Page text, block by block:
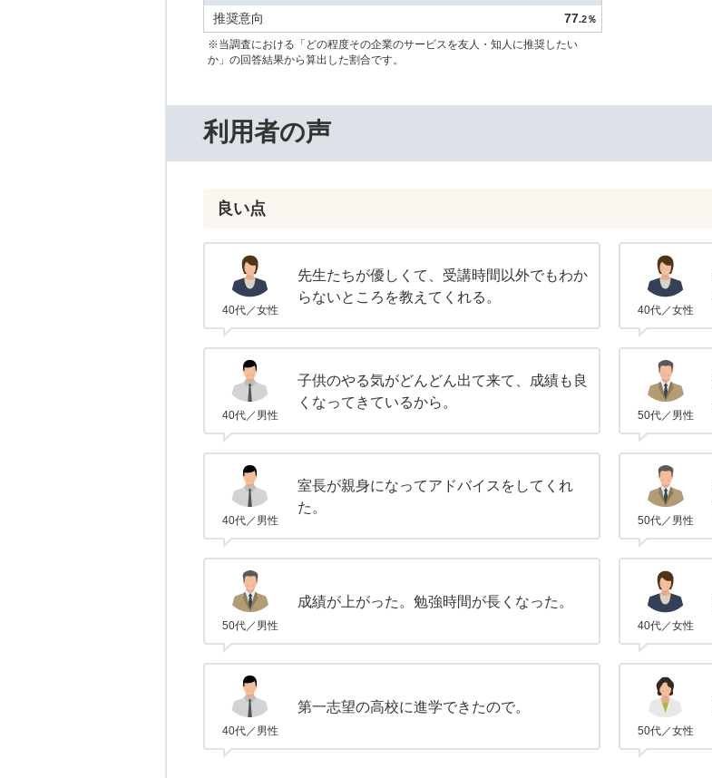
推奨意向
77.2％
※当調査における「どの程度その企業のサービスを友人・知人に推奨したい
か」の回答結果から算出した割合です。
利用者の声
良い点
40代／女性
先生たちが優しくて、受講時間以外でもわか
らないところを教えてくれる。
40代／女性
40代／男性
子供のやる気がどんどん出て来て、成績も良
くなってきているから。
50代／男性
40代／男性
室長が親身になってアドバイスをしてくれ
た。
50代／男性
50代／男性
成績が上がった。勉強時間が長くなった。
40代／女性
40代／男性
第一志望の高校に進学できたので。
50代／女性